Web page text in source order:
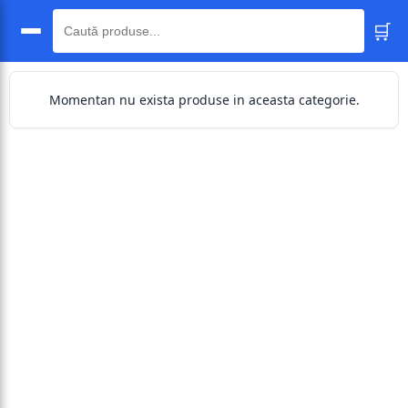
🛒
Momentan nu exista produse in aceasta categorie.